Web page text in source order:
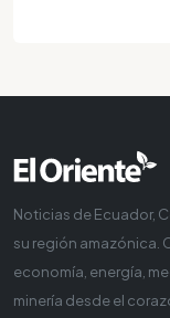
Noticias de Ecuador,
su región amazónica.
economía, energía,
minería desde el